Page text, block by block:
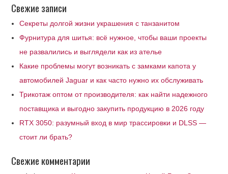
Свежие записи
Секреты долгой жизни украшения с танзанитом
Фурнитура для шитья: всё нужное, чтобы ваши проекты
не развалились и выглядели как из ателье
Какие проблемы могут возникать с замками капота у
автомобилей Jaguar и как часто нужно их обслуживать
Трикотаж оптом от производителя: как найти надежного
поставщика и выгодно закупить продукцию в 2026 году
RTX 3050: разумный вход в мир трассировки и DLSS —
стоит ли брать?
Свежие комментарии